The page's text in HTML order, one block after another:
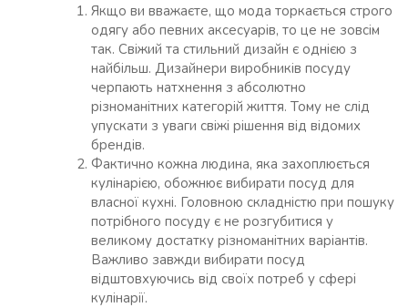
Якщо ви вважаєте, що мода торкається строго
одягу або певних аксесуарів, то це не зовсім
так. Свіжий та стильний дизайн є однією з
найбільш. Дизайнери виробників посуду
черпають натхнення з абсолютно
різноманітних категорій життя. Тому не слід
упускати з уваги свіжі рішення від відомих
брендів.
Фактично кожна людина, яка захоплюється
кулінарією, обожнює вибирати посуд для
власної кухні. Головною складністю при пошуку
потрібного посуду є не розгубитися у
великому достатку різноманітних варіантів.
Важливо завжди вибирати посуд
відштовхуючись від своїх потреб у сфері
кулінарії.